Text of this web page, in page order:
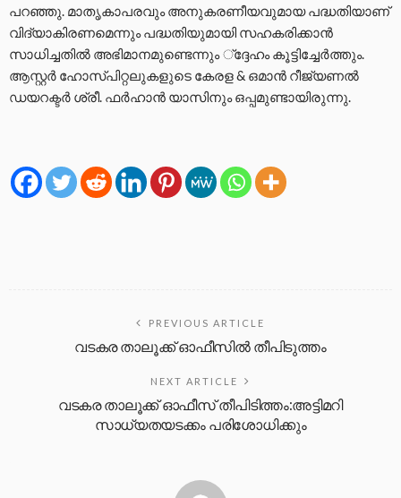
പറഞ്ഞു. മാതൃകാപരവും അനുകരണീയവുമായ പദ്ധതിയാണ്
വിദ്യാകിരണമെന്നും പദ്ധതിയുമായി സഹകരിക്കാന്‍
സാധിച്ചതില്‍ അഭിമാനമുണ്ടെന്നും ്‌ദ്ദേഹം കൂട്ടിച്ചേര്‍ത്തും.
ആസ്റ്റര്‍ ഹോസ്പിറ്റലുകളുടെ കേരള & ഒമാന്‍ റീജ്യണല്‍
ഡയറക്ടര്‍ ശ്രീ. ഫര്‍ഹാന്‍ യാസിനും ഒപ്പമുണ്ടായിരുന്നു.
PREVIOUS ARTICLE
വടകര താലൂക്ക് ഓഫീസിൽ തീപിടുത്തം
NEXT ARTICLE
വടകര താലൂക്ക് ഓഫീസ് തീപിടിത്തം:അട്ടിമറി
സാധ്യതയടക്കം പരിശോധിക്കും